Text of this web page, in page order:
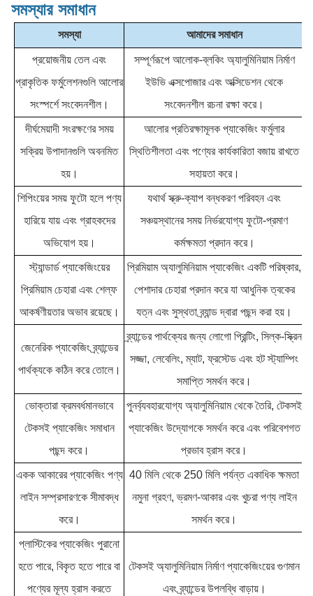
সমস্যার সমাধান
সমস্যা আমাদের সমাধান
প্রয়োজনীয় তেল এবং
প্রাকৃতিক ফর্মুলেশনগুলি আলোর
সংস্পর্শে সংবেদনশীল।
সম্পূর্ণরূপে আলোক-ব্লকিং অ্যালুমিনিয়াম নির্মাণ
ইউভি এক্সপোজার এবং অক্সিডেশন থেকে
সংবেদনশীল রচনা রক্ষা করে।
দীর্ঘমেয়াদী সংরক্ষণের সময়
সক্রিয় উপাদানগুলি অবনমিত
হয়।
আলোর প্রতিরক্ষামূলক প্যাকেজিং ফর্মুলার
স্থিতিশীলতা এবং পণ্যের কার্যকারিতা বজায় রাখতে
সহায়তা করে।
শিপিংয়ের সময় ফুটো হলে পণ্য
হারিয়ে যায় এবং গ্রাহকদের
অভিযোগ হয়।
যথার্থ স্ক্রু-ক্যাপ বন্ধকরণ পরিবহন এবং
সঞ্চয়স্থানের সময় নির্ভরযোগ্য ফুটো-প্রমাণ
কর্মক্ষমতা প্রদান করে।
স্ট্যান্ডার্ড প্যাকেজিংয়ের
প্রিমিয়াম চেহারা এবং শেল্ফ
আকর্ষণীয়তার অভাব রয়েছে।
প্রিমিয়াম অ্যালুমিনিয়াম প্যাকেজিং একটি পরিষ্কার,
পেশাদার চেহারা প্রদান করে যা আধুনিক ত্বকের
যত্ন এবং সুস্থতা ব্র্যান্ড দ্বারা পছন্দ করা হয়।
জেনেরিক প্যাকেজিং ব্র্যান্ডের
পার্থক্যকে কঠিন করে তোলে।
ব্র্যান্ডের পার্থক্যের জন্য লোগো প্রিন্টিং, সিল্ক-স্ক্রিন
সজ্জা, লেবেলিং, ম্যাট, ফ্রস্টেড এবং হট স্ট্যাম্পিং
সমাপ্তি সমর্থন করে।
ভোক্তারা ক্রমবর্ধমানভাবে
টেকসই প্যাকেজিং সমাধান
পছন্দ করে।
পুনর্ব্যবহারযোগ্য অ্যালুমিনিয়াম থেকে তৈরি, টেকসই
প্যাকেজিং উদ্যোগকে সমর্থন করে এবং পরিবেশগত
প্রভাব হ্রাস করে।
একক আকারের প্যাকেজিং পণ্য
লাইন সম্প্রসারণকে সীমাবদ্ধ
করে।
40 মিলি থেকে 250 মিলি পর্যন্ত একাধিক ক্ষমতা
নমুনা গ্রহণ, ভ্রমণ-আকার এবং খুচরা পণ্য লাইন
সমর্থন করে।
প্লাস্টিকের প্যাকেজিং পুরানো
হতে পারে, বিকৃত হতে পারে বা
পণ্যের মূল্য হ্রাস করতে
টেকসই অ্যালুমিনিয়াম নির্মাণ প্যাকেজিংয়ের গুণমান
এবং ব্র্যান্ডের উপলব্ধি বাড়ায়।